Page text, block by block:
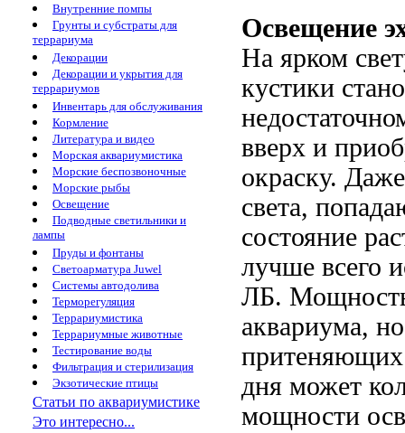
Внутренние помпы
Грунты и субстраты для
террариума
Декорации
Декорации и укрытия для
террариумов
Инвентарь для обслуживания
Кормление
Литература и видео
Морская аквариумистика
Морские беспозвоночные
Морские рыбы
Освещение
Подводные светильники и
лампы
Пруды и фонтаны
Светоарматура Juwel
Системы автодолива
Терморегуляция
Террариумистика
Террариумные животные
Тестирование воды
Фильтрация и стерилизация
Экзотические птицы
Статьи по аквариумистике
Это интересно...
Освещение
На ярком
кустики
вверх и
окраску.
света,
состояние
лучше всего
ЛБ. Мощность
аквариума,
притеняющих
дня может
мощности